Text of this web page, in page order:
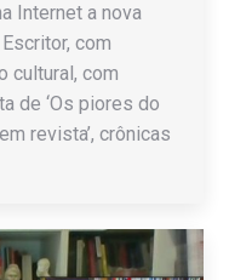
Internet a nova
com
cultural, com
de ‘Os piores do
revista’, crônicas